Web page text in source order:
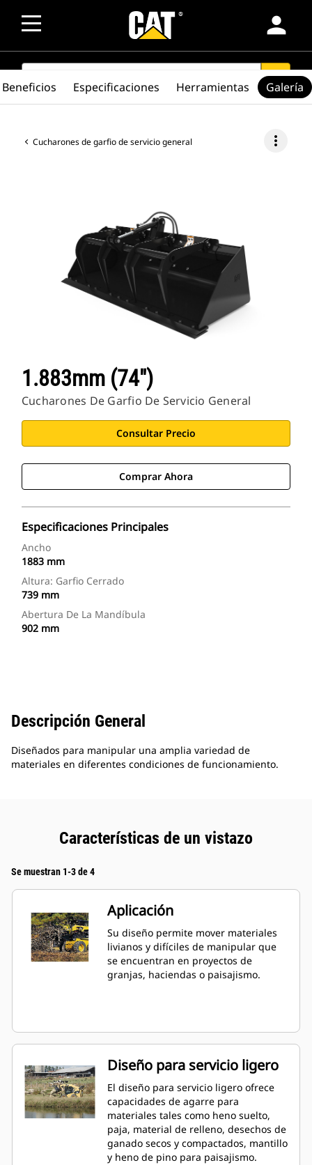
person
SEARCH search
Cucharones de garfio de servicio general more_vert
1.883mm (74")
Cucharones De Garfio De Servicio General
Consultar Precio
Comprar Ahora
Especificaciones Principales
Ancho
1883 mm
Altura: Garfio Cerrado
739 mm
Abertura De La Mandíbula
902 mm
Beneficios Especificaciones Herramientas Galería
Descripción General
Diseñados para manipular una amplia variedad de
materiales en diferentes condiciones de funcionamiento.
Características de un vistazo
Se muestran 1-3 de 4
Aplicación
Su diseño permite mover materiales
livianos y difíciles de manipular que
se encuentran en proyectos de
granjas, haciendas o paisajismo.
Diseño para servicio ligero
El diseño para servicio ligero ofrece
capacidades de agarre para
materiales tales como heno suelto,
paja, material de relleno, desechos de
ganado secos y compactados, mantillo
y heno de pino para paisajismo.